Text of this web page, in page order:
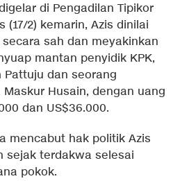
di Pengadilan Tipikor
(17/2) kemarin, Azis dinilai
sah dan meyakinkan
mantan penyidik KPK,
Pattuju dan seorang
Husain, dengan uang
dan US$36.000.
mencabut hak politik Azis
sejak terdakwa selesai
pokok.